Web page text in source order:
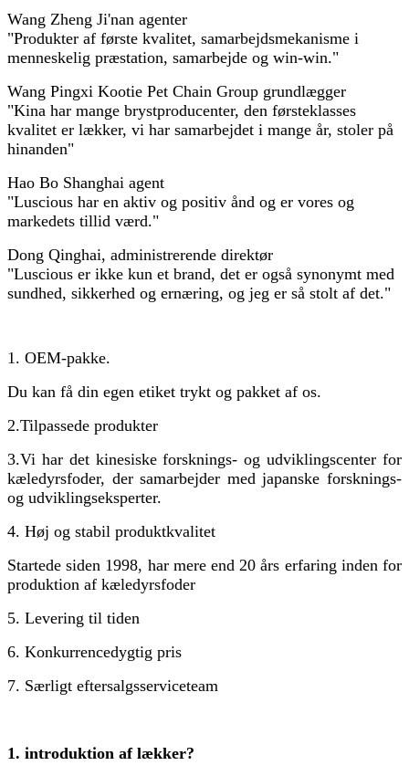
Wang Zheng Ji'nan agenter
"Produkter af første kvalitet, samarbejdsmekanisme i
menneskelig præstation, samarbejde og win-win."
Wang Pingxi Kootie Pet Chain Group grundlægger
"Kina har mange brystproducenter, den førsteklasses
kvalitet er lækker, vi har samarbejdet i mange år, stoler på
hinanden"
Hao Bo Shanghai agent
"Luscious har en aktiv og positiv ånd og er vores og
markedets tillid værd."
Dong Qinghai, administrerende direktør
"Luscious er ikke kun et brand, det er også synonymt med
sundhed, sikkerhed og ernæring, og jeg er så stolt af det."
1. OEM-pakke.
Du kan få din egen etiket trykt og pakket af os.
2.Tilpassede produkter
3.Vi har det kinesiske forsknings- og udviklingscenter for
kæledyrsfoder, der samarbejder med japanske forsknings-
og udviklingseksperter.
4. Høj og stabil produktkvalitet
Startede siden 1998, har mere end 20 års erfaring inden for
produktion af kæledyrsfoder
5. Levering til tiden
6. Konkurrencedygtig pris
7. Særligt eftersalgsserviceteam
1. introduktion af lækker?